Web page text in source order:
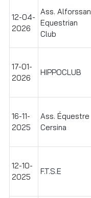
12-04-
2026
Ass. Alforssan
Equestrian
Club
17-01-
2026
HIPPOCLUB
16-11-
2025
Ass. Équestre
Cersina
12-10-
2025
F.T.S.E